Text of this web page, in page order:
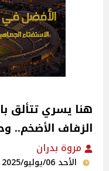
هنا يسري تتألق
الزفاف الأضخم..
مروة بدران
الأحد 06/يوليو/2025 - 11:25 م